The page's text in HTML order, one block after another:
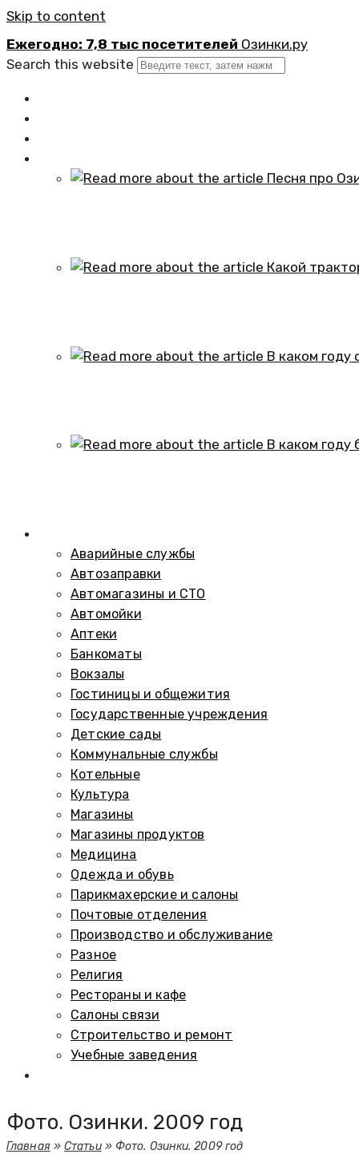
Skip to content
Ежегодно: 7,8 тыс посетителей Озинки.ру
Search this website
Аварийные службы
Автозаправки
Автомагазины и СТО
Автомойки
Аптеки
Банкоматы
Вокзалы
Гостиницы и общежития
Государственные учреждения
Детские сады
Коммунальные службы
Котельные
Культура
Магазины
Магазины продуктов
Медицина
Одежда и обувь
Парикмахерские и салоны
Почтовые отделения
Производство и обслуживание
Разное
Религия
Рестораны и кафе
Салоны связи
Строительство и ремонт
Учебные заведения
Фото. Озинки. 2009 год
Главная»Статьи» Фото. Озинки. 2009 год